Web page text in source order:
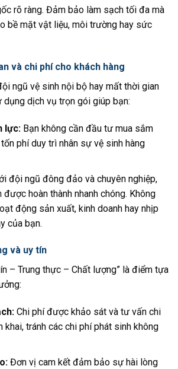
rõ ràng. Đảm bảo làm sạch tối đa mà
bề mặt vật liệu, môi trường hay sức
và chi phí cho khách hàng
ngũ vệ sinh nội bộ hay mất thời gian
dịch vụ trọn gói giúp bạn:
lực: Bạn không cần đầu tư mua sắm
phí duy trì nhân sự vệ sinh hàng
đội ngũ đông đảo và chuyên nghiệp,
hoàn thành nhanh chóng. Không
động sản xuất, kinh doanh hay nhịp
của bạn.
và uy tín
– Trung thực – Chất lượng” là điểm tựa
Chi phí được khảo sát và tư vấn chi
tránh các chi phí phát sinh không
Đơn vị cam kết đảm bảo sự hài lòng